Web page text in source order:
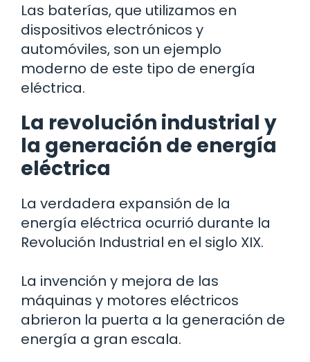
Las baterías, que utilizamos en
dispositivos electrónicos y
automóviles, son un ejemplo
moderno de este tipo de energía
eléctrica.
La revolución industrial y
la generación de energía
eléctrica
La verdadera expansión de la
energía eléctrica ocurrió durante la
Revolución Industrial en el siglo XIX.
La invención y mejora de las
máquinas y motores eléctricos
abrieron la puerta a la generación de
energía a gran escala.